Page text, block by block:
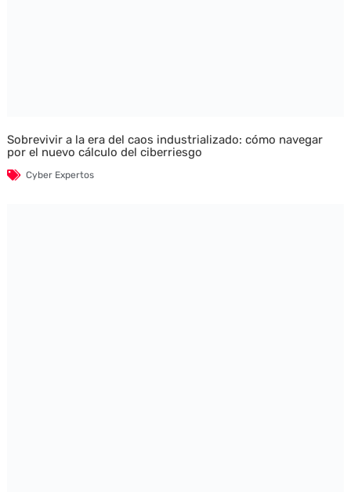
Sobrevivir a la era del caos industrializado: cómo navegar
por el nuevo cálculo del ciberriesgo
Cyber Expertos